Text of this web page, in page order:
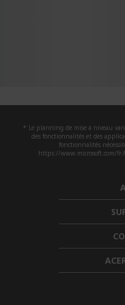
* Le planning de mise à niveau
des fonctionnalités et des
fonctionnalités
https://www.microsoft.com/